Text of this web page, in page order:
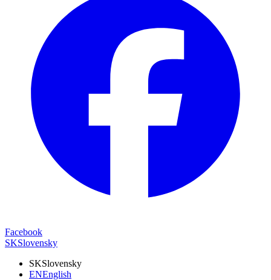
Facebook
SKSlovensky
SKSlovensky
ENEnglish